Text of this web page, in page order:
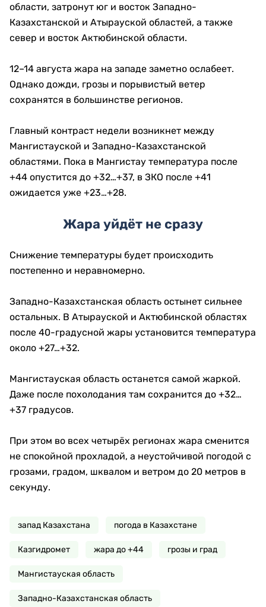
области, затронут юг и восток Западно-
Казахстанской и Атырауской областей, а также
север и восток Актюбинской области.
12–14 августа жара на западе заметно ослабеет.
Однако дожди, грозы и порывистый ветер
сохранятся в большинстве регионов.
Главный контраст недели возникнет между
Мангистауской и Западно-Казахстанской
областями. Пока в Мангистау температура после
+44 опустится до +32…+37, в ЗКО после +41
ожидается уже +23…+28.
Жара уйдёт не сразу
Снижение температуры будет происходить
постепенно и неравномерно.
Западно-Казахстанская область остынет сильнее
остальных. В Атырауской и Актюбинской областях
после 40-градусной жары установится температура
около +27…+32.
Мангистауская область останется самой жаркой.
Даже после похолодания там сохранится до +32…
+37 градусов.
При этом во всех четырёх регионах жара сменится
не спокойной прохладой, а неустойчивой погодой с
грозами, градом, шквалом и ветром до 20 метров в
секунду.
запад Казахстана погода в Казахстане
Казгидромет жара до +44 грозы и град
Мангистауская область
Западно-Казахстанская область